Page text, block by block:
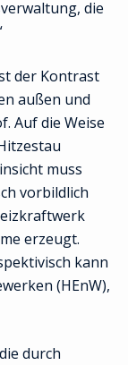
die
der Kontrast
außen und
Auf die Weise
muss
vorbildlich
erzeugt.
kann
(HEnW),
durch